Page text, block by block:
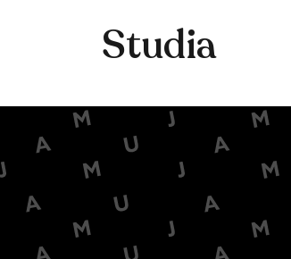
Studia